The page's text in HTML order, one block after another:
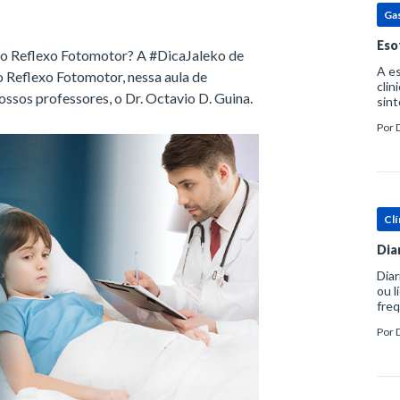
Reflexo Fotomotor? A #DicaJaleko de
Fotomotor, nessa aula de
professores, o Dr. Octavio D. Guina.
A
Por
ou
Por